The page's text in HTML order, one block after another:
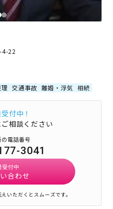
4-22
交通事故 離婚・浮気 相続
付中！
相談ください
電話番号
3041
付中
合わせ
いただくとスムーズです。